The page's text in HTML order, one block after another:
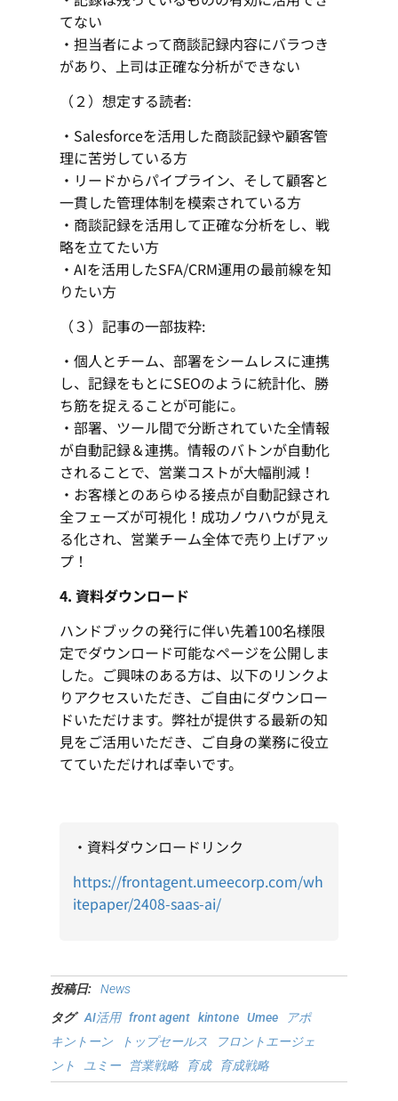
てない
・担当者によって商談記録内容にバラつき
があり、上司は正確な分析ができない
（２）想定する読者:
・Salesforceを活用した商談記録や顧客管
理に苦労している方
・リードからパイプライン、そして顧客と
一貫した管理体制を模索されている方
・商談記録を活用して正確な分析をし、戦
略を立てたい方
・AIを活用したSFA/CRM運用の最前線を知
りたい方
（３）記事の一部抜粋:
・個人とチーム、部署をシームレスに連携
し、記録をもとにSEOのように統計化、勝
ち筋を捉えることが可能に。
・部署、ツール間で分断されていた全情報
が自動記録＆連携。情報のバトンが自動化
されることで、営業コストが大幅削減！
・お客様とのあらゆる接点が自動記録され
全フェーズが可視化！成功ノウハウが見え
る化され、営業チーム全体で売り上げアッ
プ！
4. 資料ダウンロード
ハンドブックの発行に伴い先着100名様限
定でダウンロード可能なページを公開しま
した。ご興味のある方は、以下のリンクよ
りアクセスいただき、ご自由にダウンロー
ドいただけます。弊社が提供する最新の知
見をご活用いただき、ご自身の業務に役立
てていただければ幸いです。
・資料ダウンロードリンク
https://frontagent.umeecorp.com/wh
itepaper/2408-saas-ai/
投稿日:
News
タグ
AI活用 front agent kintone Umee
アポ
キントーン
トップセールス
フロントエージェ
ント
ユミー 営業戦略 育成 育成戦略